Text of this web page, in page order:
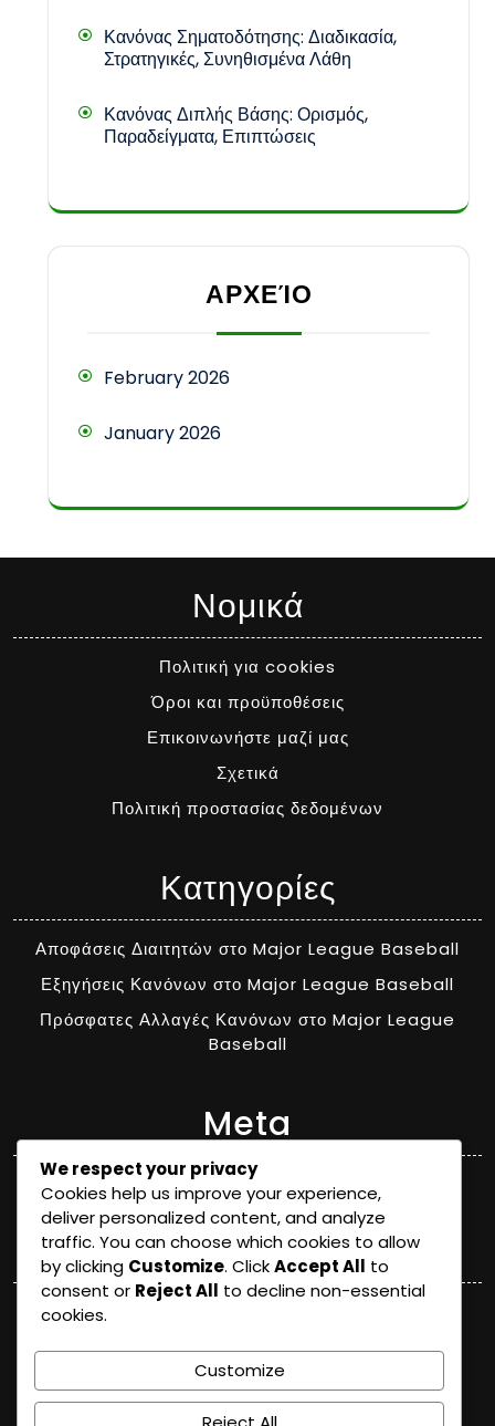
Κανόνας Σηματοδότησης: Διαδικασία,
Στρατηγικές, Συνηθισμένα Λάθη
Κανόνας Διπλής Βάσης: Ορισμός,
Παραδείγματα, Επιπτώσεις
ΑΡΧΕΊΟ
February 2026
January 2026
Νομικά
Πολιτική για cookies
Όροι και προϋποθέσεις
Επικοινωνήστε μαζί μας
Σχετικά
Πολιτική προστασίας δεδομένων
Κατηγορίες
Αποφάσεις Διαιτητών στο Major League Baseball
Εξηγήσεις Κανόνων στο Major League Baseball
Πρόσφατες Αλλαγές Κανόνων στο Major League
Baseball
Meta
Log in
Categories
Αποφάσεις Διαιτητών στο Major League Baseball
Εξηγήσεις Κανόνων στο Major League Baseball
Πρόσφατες Αλλαγές Κανόνων στο Major League
Baseball
We respect your privacy
Cookies help us improve your experience,
deliver personalized content, and analyze
traffic. You can choose which cookies to allow
by clicking Customize. ClickAccept All to
consent or Reject All to decline non-essential
cookies.
Customize